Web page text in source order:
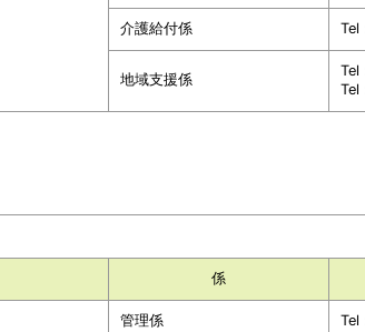
介護給付係 Tel
地域支援係
Tel
Tel
係
管理係
Tel